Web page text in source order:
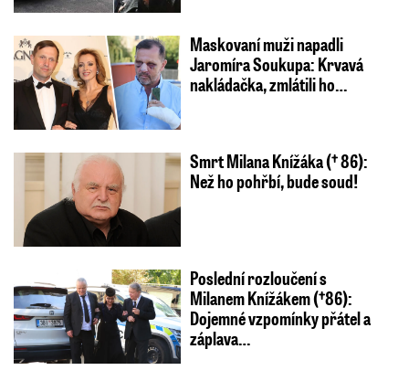
Maskovaní muži napadli
Jaromíra Soukupa: Krvavá
nakládačka, zmlátili ho…
Smrt Milana Knížáka († 86):
Než ho pohřbí, bude soud!
Poslední rozloučení s
Milanem Knížákem (†86):
Dojemné vzpomínky přátel a
záplava…